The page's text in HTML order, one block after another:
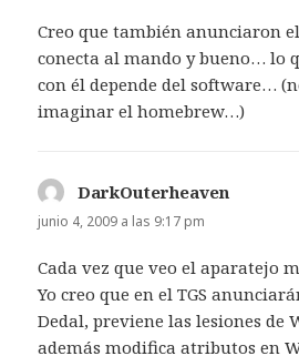
Creo que también anunciaron
conecta al mando y bueno… lo
con él depende del software…
imaginar el homebrew…)
DarkOuterheaven
junio 4, 2009 a las 9:17 pm
Cada vez que veo el aparatejo
Yo creo que en el TGS
Dedal, previene las lesiones de
además modifica atributos en